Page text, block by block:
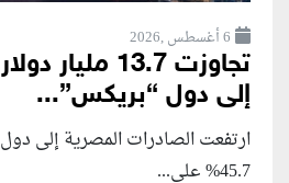
6 أغسطس ,2026
تجاوزت 13.7
إلى دول “بريكس”...
ارتفعت الصادرات المصرية إلى
45.7% على...